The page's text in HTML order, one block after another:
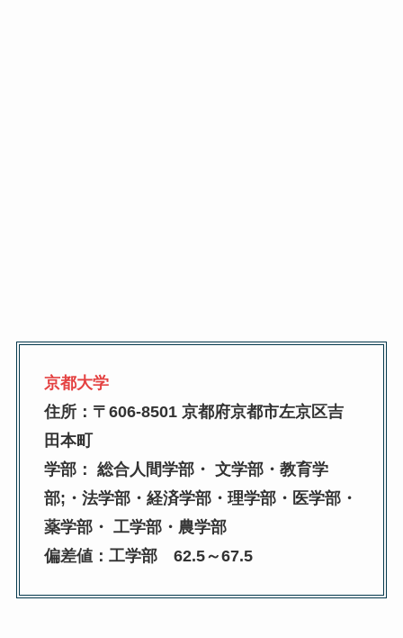
京都大学
住所：〒606-8501 京都府京都市左京区吉
田本町
学部： 総合人間学部・ 文学部・教育学
部;・法学部・経済学部・理学部・医学部・
薬学部・ 工学部・農学部
偏差値：工学部 62.5～67.5